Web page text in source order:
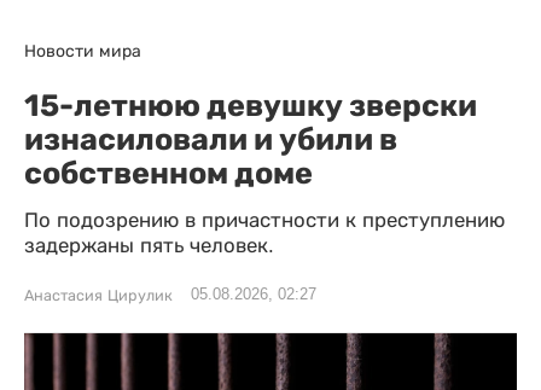
Новости мира
15-летнюю девушку зверски
изнасиловали и убили в
собственном доме
По подозрению в причастности к преступлению
задержаны пять человек.
Анастасия Цирулик 05.08.2026, 02:27